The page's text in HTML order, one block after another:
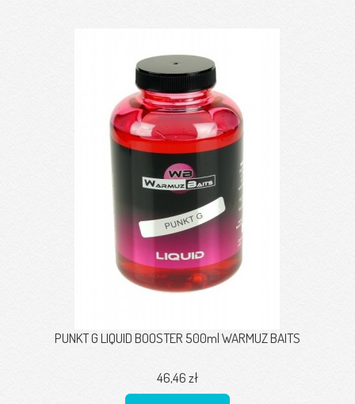
PUNKT G LIQUID BOOSTER 500ml WARMUZ BAITS
46,46 zł